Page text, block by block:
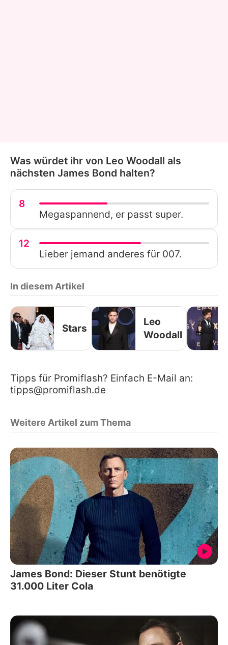
Was würdet ihr von Leo Woodall als
nächsten James Bond halten?
8
Megaspannend, er passt super.
12
Lieber jemand anderes für 007.
In diesem Artikel
Stars
Leo
Woodall
Tipps für Promiflash? Einfach E-Mail an:
tipps@promiflash.de
Weitere Artikel zum Thema
James Bond: Dieser Stunt benötigte
31.000 Liter Cola